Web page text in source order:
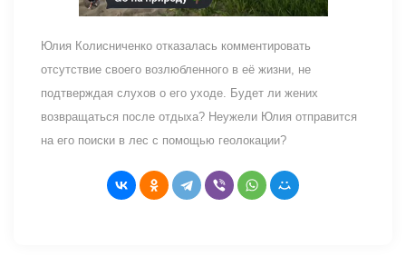
Юлия Колисниченко отказалась комментировать
отсутствие своего возлюбленного в её жизни, не
подтверждая слухов о его уходе. Будет ли жених
возвращаться после отдыха? Неужели Юлия отправится
на его поиски в лес с помощью геолокации?